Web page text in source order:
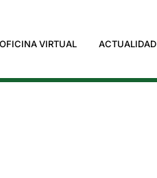
OFICINA VIRTUAL ACTUALIDAD